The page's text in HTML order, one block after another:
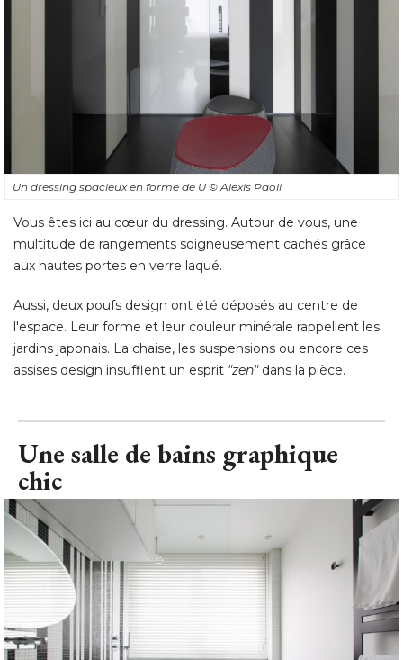
Un dressing spacieux en forme de U © Alexis Paoli
Vous êtes ici au cœur du dressing. Autour de vous, une
multitude de rangements soigneusement cachés grâce
aux hautes portes en verre laqué.
Aussi, deux poufs design ont été déposés au centre de
l'espace. Leur forme et leur couleur minérale rappellent les
jardins japonais. La chaise, les suspensions ou encore ces
assises design insufflent un esprit "zen" dans la pièce.
Une salle de bains graphique
chic